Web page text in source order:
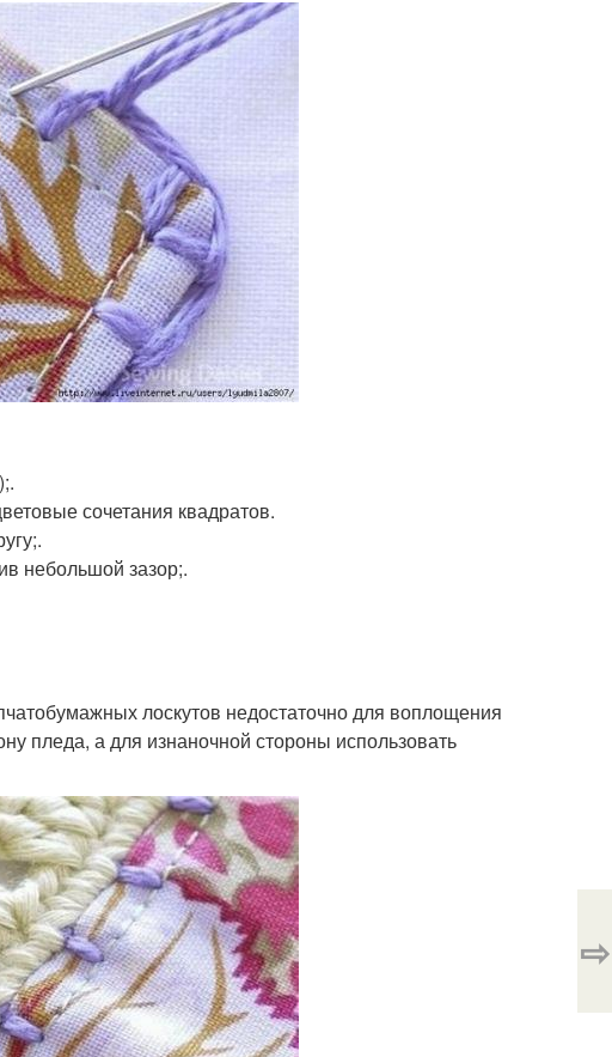
сочетания квадратов.
небольшой зазор;.
лоскутов недостаточно для воплощения
пледа, а для изнаночной стороны использовать
⇨